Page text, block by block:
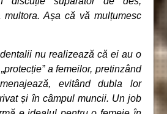
multora. Așa că vă mulțumesc
realizează că ei au o
„protecție” a femeilor, pretinzând
evitând dubla lor
și în câmpul muncii. Un job